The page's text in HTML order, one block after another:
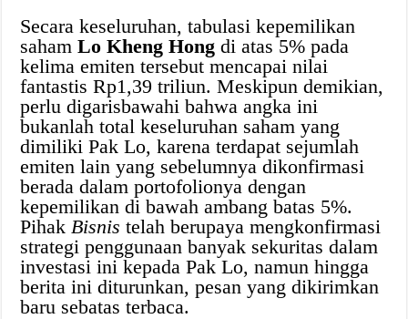
Secara keseluruhan, tabulasi kepemilikan
sahamLo Kheng Hong di atas 5% pada
kelima emiten tersebut mencapai nilai
fantastis Rp1,39 triliun. Meskipun demikian,
perlu digarisbawahi bahwa angka ini
bukanlah total keseluruhan saham yang
dimiliki Pak Lo, karena terdapat sejumlah
emiten lain yang sebelumnya dikonfirmasi
berada dalam portofolionya dengan
kepemilikan di bawah ambang batas 5%.
PihakBisnis telah berupaya mengkonfirmasi
strategi penggunaan banyak sekuritas dalam
investasi ini kepada Pak Lo, namun hingga
berita ini diturunkan, pesan yang dikirimkan
baru sebatas terbaca.